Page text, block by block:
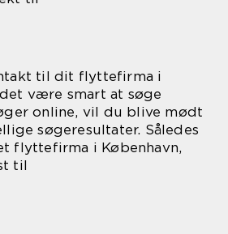
til dit flyttefirma i
være smart at søge
online, vil du blive mødt
søgeresultater. Således
flyttefirma i København,
til